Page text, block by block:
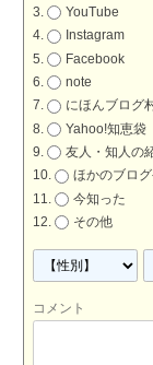
YouTube
Instagram
Facebook
note
にほんブログ
Yahoo!知恵袋
友人・知人の
ほかのブロ
今知った
その他
コメント